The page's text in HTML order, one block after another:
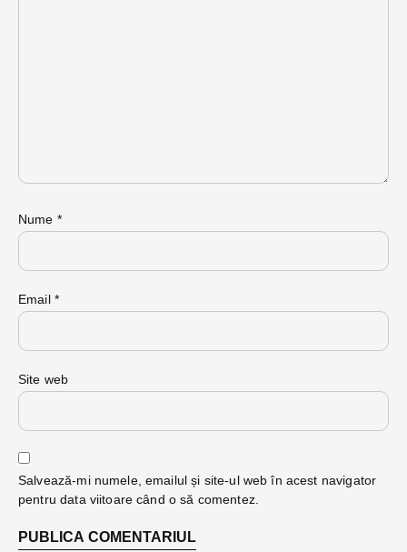
Nume *
Email *
Site web
Salvează-mi numele, emailul și site-ul web în acest navigator
pentru data viitoare când o să comentez.